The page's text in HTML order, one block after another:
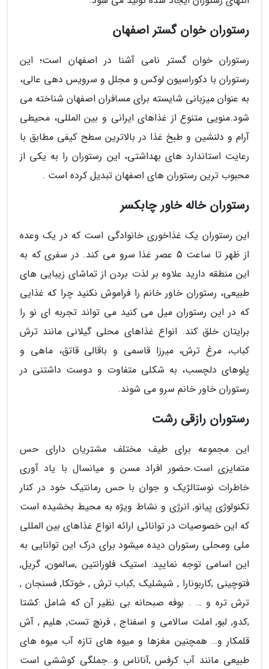
رستوران خوان گستر اصفهان
رستوران خوان گستر نامی آشنا در اصفهان است؛ این
رستوران با دکوراسیون لوکس و مجلل و سرویس دهی عالی،
به عنوان میزبانی شایسته برای مسافران اصفهان شناخته می
شود.منویی متنوع از غذاهای ایرانی و بین المللی، محیطی
آرام و دلنشین و طبخ غذا در بالاترین سطح کیفی مطابق با
رعایت استاندارد های بهداشتی، این رستوران را به یکی از
محبوب ترین رستوران های اصفهان تبدیل کرده است .
رستوران خاله خاور چابکسر
این رستوران یک غذاخوری خانوادگی است که در یک وعده
از ظهر تا ساعت 5 عصر غذا سرو می کند. در سفری که به
این منطقه دارید علاوه بر لذت بردن از تماشای زیبایی های
طبیعی، رستوران خاور خانم را فراموش نکنید چرا که غذایی
که در این رستوران میل می کنید می تواند تجربه ای نو را
برایتان خلق کند. انواع غذاهای محلی گیلانی مانند ترش
کباب، مرغ ترش، میرزا قاسمی و باقالی قاتق، ماهی و
پلوهای دلچسب، به شکلی متفاوت و دوست داشتنی در
رستوران خاور خانم سرو می شوند.
رستوران رازقی رشت
این مجموعه برای طیف مختلف مشتریان دارای حس
متمایزی است.حضور افراد مسن و میانسال با یاد آوری
خاطرات نوستالژیک و جوان با حس رمانتیک خود در کنار
تکنولوژی پیانو, انرژی و نشاط ویژه به محیط بخشیده است
که این خصوصیات در توانائی ارائه انواع غذاهای بین المللی
ملی ومحلی رستوران دیده میشود برای درک این توانایی به
این اسامی توجه نمایید: استیک فلورانتین ,سالمون, گریل,
فتوچینی ,کاربونارا , شیشلیک ,کباب ترش , خوتکا, فسنجان ,
ترش تره و … . بوفه صبحانه بی نظیر آن که شامل :کشتا
,کدو, لبو, املت سالامی و اسفناج , فرنچ تست, هلیم , آش
قلمکار و… همچنین مغزها و میوه های تازه آب میوه های
طبیعی مانند آب کرفس ,آناناس و…جملگی کوششی است